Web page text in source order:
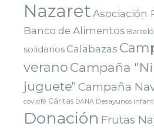
NazaretAsociación
Banco de Alimentos
solidarios Calabazas
verano Campaña
juguete" Campaña
covid19 Cáritas DANA Desayunos
Donación Frutas